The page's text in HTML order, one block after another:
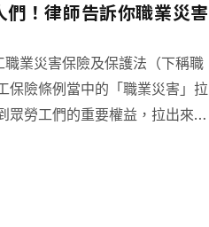
！律師告訴你職業災害
業災害保險及保護法（下稱職
保險條例當中的「職業災害」拉
眾勞工們的重要權益，拉出來單
？